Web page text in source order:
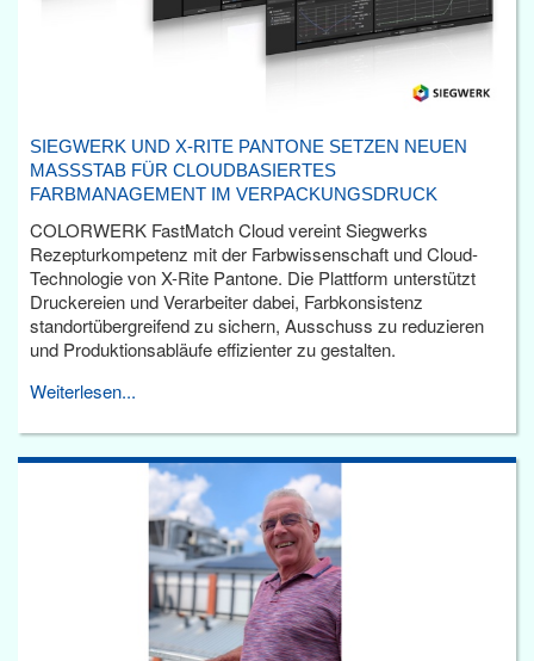
SIEGWERK UND X-RITE PANTONE SETZEN NEUEN
MASSSTAB FÜR CLOUDBASIERTES F
ARBMANAGEMENT IM VERPACKUNGSDRUCK
COLORWERK FastMatch Cloud vereint Siegwerks
Rezepturkompetenz mit der Farbwissenschaft und Cloud-
Technologie von X-Rite Pantone. Die Plattform unterstützt
Druckereien und Verarbeiter dabei, Farbkonsistenz
standortübergreifend zu sichern, Ausschuss zu reduzieren
und Produktionsabläufe effizienter zu gestalten.
Weiterlesen...